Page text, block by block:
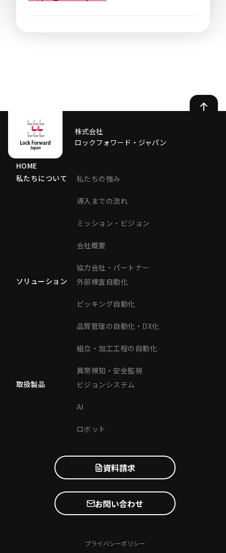
株式会社
ロックフォワード・ジャパン
HOME
私たちについて
私たちの強み
導入までの流れ
ミッション・ビジョン
会社概要
協力会社・パートナー
ソリューション
外部検査自動化
ピッキング自動化
品質管理の自動化・DX化
組立・加工工程の自動化
異常検知・安全監視
取扱製品
ビジョンシステム
AI
ロボット
資料請求
お問い合わせ
プライバシーポリシー